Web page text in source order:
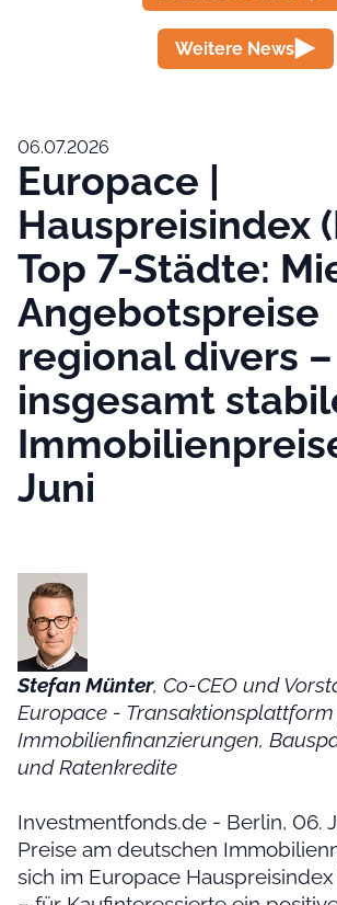
Weitere News
06.07.2026
Europace |
Hauspreisindex
Top 7-Städte:
Angebotspreise
regional divers –
insgesamt
Juni
Stefan Münter, Co-CEO und
Europace -
Immobilienfinanzierungen,
und Ratenkredite
Investmentfonds.de - Berlin, 06.
Preise am deutschen
sich im Europace